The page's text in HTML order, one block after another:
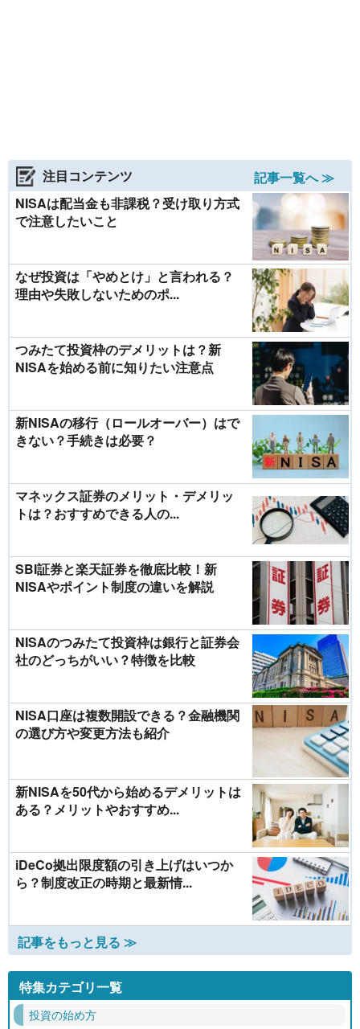
注目コンテンツ
記事一覧へ ≫
NISAは配当金も非課税？受け取り方式
で注意したいこと
なぜ投資は「やめとけ」と言われる？
理由や失敗しないためのポ...
つみたて投資枠のデメリットは？新
NISAを始める前に知りたい注意点
新NISAの移行（ロールオーバー）はで
きない？手続きは必要？
マネックス証券のメリット・デメリッ
トは？おすすめできる人の...
SBI証券と楽天証券を徹底比較！新
NISAやポイント制度の違いを解説
NISAのつみたて投資枠は銀行と証券会
社のどっちがいい？特徴を比較
NISA口座は複数開設できる？金融機関
の選び方や変更方法も紹介
新NISAを50代から始めるデメリットは
ある？メリットやおすすめ...
iDeCo拠出限度額の引き上げはいつか
ら？制度改正の時期と最新情...
記事をもっと見る ≫
特集カテゴリ一覧
投資の始め方